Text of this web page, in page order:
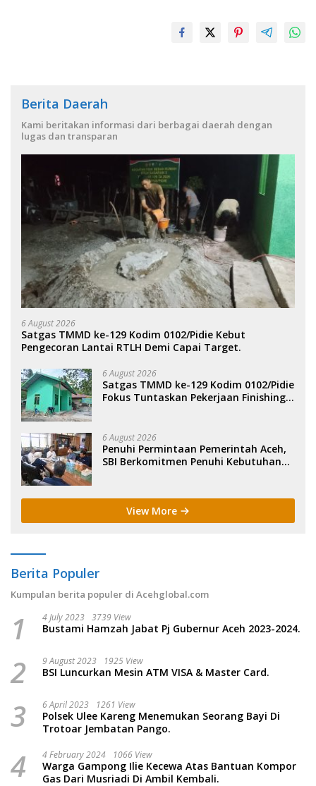
Berita Daerah
Kami beritakan informasi dari berbagai daerah dengan
lugas dan transparan
6 August 2026
Satgas TMMD ke-129 Kodim 0102/Pidie Kebut
Pengecoran Lantai RTLH Demi Capai Target.
6 August 2026
Satgas TMMD ke-129 Kodim 0102/Pidie
Fokus Tuntaskan Pekerjaan Finishing
6 August 2026
Penuhi Permintaan Pemerintah Aceh,
SBI Berkomitmen Penuhi Kebutuhan
View More
Berita Populer
Kumpulan berita populer di Acehglobal.com
1 4 July 2023 3739 View
Bustami Hamzah Jabat Pj Gubernur Aceh 2023-2024.
2 9 August 2023 1925 View
BSI Luncurkan Mesin ATM VISA & Master Card.
3 6 April 2023 1261 View
Polsek Ulee Kareng Menemukan Seorang Bayi Di
Trotoar Jembatan Pango.
4 4 February 2024 1066 View
Warga Gampong Ilie Kecewa Atas Bantuan Kompor
Gas Dari Musriadi Di Ambil Kembali.